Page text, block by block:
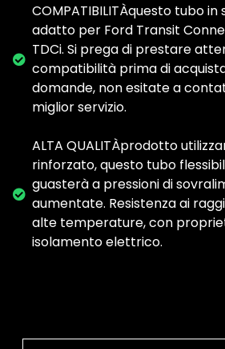
COMPATIBILITÀquesto tubo
adatto per Ford Transit
TDCi. Si prega di prestare
compatibilità prima di
domande, non esitate a
miglior servizio.
ALTA QUALITÀprodotto
rinforzato, questo tubo
guasterà a pressioni di
aumentate. Resistenza ai
alte temperature, con
isolamento elettrico.